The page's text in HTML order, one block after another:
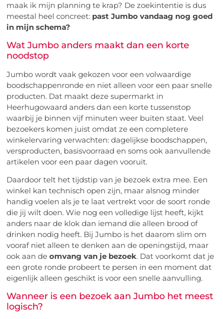
maak ik mijn planning te krap? De zoekintentie is dus
meestal heel concreet: past Jumbo vandaag nog goed
in mijn schema?
Wat Jumbo anders maakt dan een korte
noodstop
Jumbo wordt vaak gekozen voor een volwaardige
boodschappenronde en niet alleen voor een paar snelle
producten. Dat maakt deze supermarkt in
Heerhugowaard anders dan een korte tussenstop
waarbij je binnen vijf minuten weer buiten staat. Veel
bezoekers komen juist omdat ze een completere
winkelervaring verwachten: dagelijkse boodschappen,
versproducten, basisvoorraad en soms ook aanvullende
artikelen voor een paar dagen vooruit.
Daardoor telt het tijdstip van je bezoek extra mee. Een
winkel kan technisch open zijn, maar alsnog minder
handig voelen als je te laat vertrekt voor de soort ronde
die jij wilt doen. Wie nog een volledige lijst heeft, kijkt
anders naar de klok dan iemand die alleen brood of
drinken nodig heeft. Bij Jumbo is het daarom slim om
vooraf niet alleen te denken aan de openingstijd, maar
ook aan deomvang van je bezoek. Dat voorkomt dat je
een grote ronde probeert te persen in een moment dat
eigenlijk alleen geschikt is voor een snelle aanvulling.
Wanneer is een bezoek aan Jumbo het meest
logisch?